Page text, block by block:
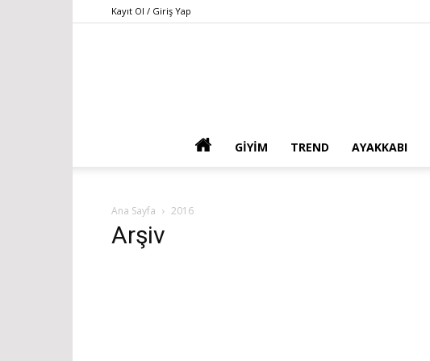
Kayıt Ol / Giriş Yap
GIYIM TREND AYAKKABI
Ana Sayfa 2016
Arşiv